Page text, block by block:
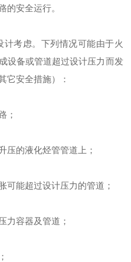
的安全运行。
考虑。下列情况可能由于火
设备或管道超过设计压力而发
它安全措施）：
；
的液化烃管管道上；
能超过设计压力的管道；
容器及管道；